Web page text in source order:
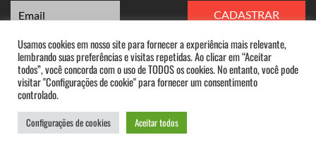
CADASTRAR
ANUNCIE
CONTATO
Usamos cookies em nosso site para fornecer a experiência mais relevante,
lembrando suas preferências e visitas repetidas. Ao clicar em “Aceitar
todos”, você concorda com o uso de TODOS os cookies. No entanto, você pode
visitar "Configurações de cookie" para fornecer um consentimento
controlado.
Configurações de cookies Aceitar todos